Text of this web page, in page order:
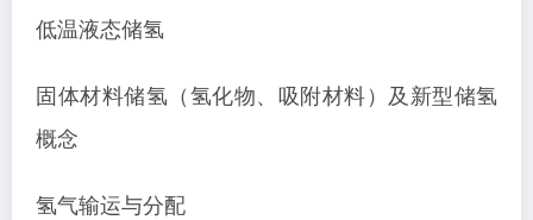
低温液态储氢
固体材料储氢（氢化物、吸附材料）及新型储氢
概念
氢气输运与分配